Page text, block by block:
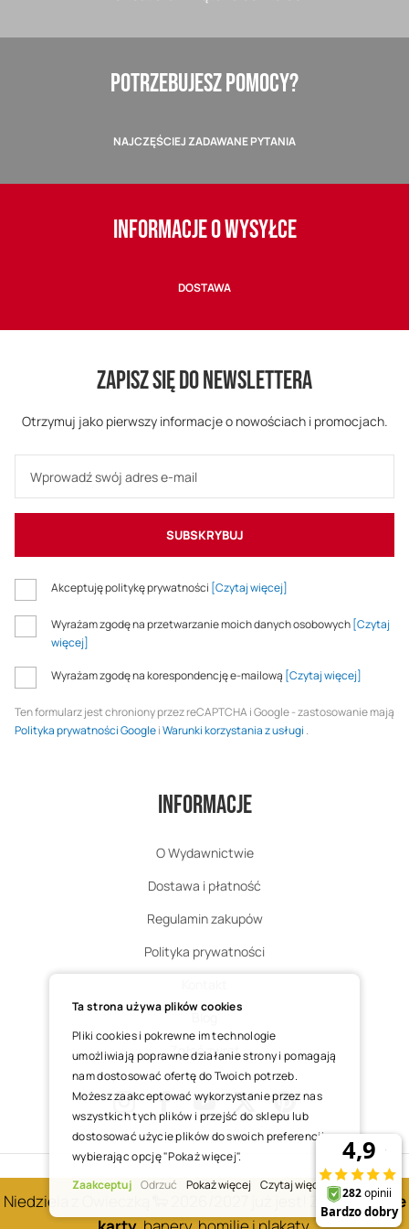
POTRZEBUJESZ POMOCY?
NAJCZĘŚCIEJ ZADAWANE PYTANIA
INFORMACJE O WYSYŁCE
DOSTAWA
ZAPISZ SIĘ DO NEWSLETTERA
Otrzymuj jako pierwszy informacje o nowościach i promocjach.
SUBSKRYBUJ
Akceptuję politykę prywatności [Czytaj więcej]
Wyrażam zgodę na przetwarzanie moich danych osobowych [Czytaj
więcej]
Wyrażam zgodę na korespondencję e-mailową [Czytaj więcej]
Niedziela z Owieczką 🐑 2026/2027 już jest! Zobacznowe
Ten formularz jest chroniony przez reCAPTCHA i Google - zastosowanie mają
Polityka prywatności GoogleiWarunki korzystania z usługi .
Informacje
O Wydawnictwie
Dostawa i płatność
Regulamin zakupów
Polityka prywatności
Zgłoś zwrot
InstagramFacebookYoutube
X Pinterest
COPYRIGHT © 2025 ŚWIĘTY WOJCIECH DOM MEDIALNY SP. Z O.O.
REALIZACJA SKLEPU
Ta strona używa plików cookies
Pliki cookies i pokrewne im technologie
umożliwiają poprawne działanie strony i pomagają
nam dostosować ofertę do Twoich potrzeb.
Możesz zaakceptować wykorzystanie przez nas
wszystkich tych plików i przejść do sklepu lub
dostosować użycie plików do swoich preferencji,
wybierając opcję "Pokaż więcej".
Zaakceptuj Odrzuć Pokaż więcej Czytaj więcej